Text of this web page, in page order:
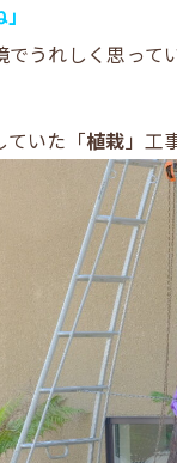
うれしく思ってい
ていた「植栽 」工